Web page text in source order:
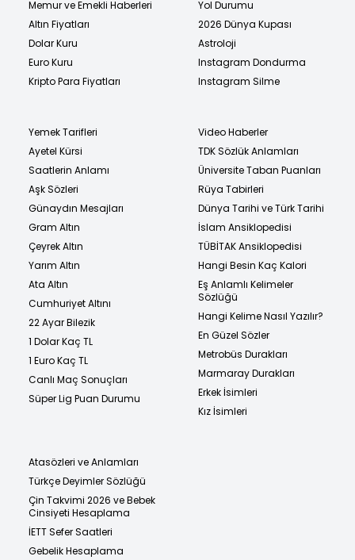
Memur ve Emekli Haberleri
Altın Fiyatları
Dolar Kuru
Euro Kuru
Kripto Para Fiyatları
Yol Durumu
2026 Dünya Kupası
Astroloji
Instagram Dondurma
Instagram Silme
Yemek Tarifleri
Ayetel Kürsi
Saatlerin Anlamı
Aşk Sözleri
Günaydın Mesajları
Gram Altın
Çeyrek Altın
Yarım Altın
Ata Altın
Cumhuriyet Altını
22 Ayar Bilezik
1 Dolar Kaç TL
1 Euro Kaç TL
Canlı Maç Sonuçları
Süper Lig Puan Durumu
Video Haberler
TDK Sözlük Anlamları
Üniversite Taban Puanları
Rüya Tabirleri
Dünya Tarihi ve Türk Tarihi
İslam Ansiklopedisi
TÜBİTAK Ansiklopedisi
Hangi Besin Kaç Kalori
Eş Anlamlı Kelimeler
Sözlüğü
Hangi Kelime Nasıl Yazılır?
En Güzel Sözler
Metrobüs Durakları
Marmaray Durakları
Erkek İsimleri
Kız İsimleri
Atasözleri ve Anlamları
Türkçe Deyimler Sözlüğü
Çin Takvimi 2026 ve Bebek
Cinsiyeti Hesaplama
İETT Sefer Saatleri
Gebelik Hesaplama